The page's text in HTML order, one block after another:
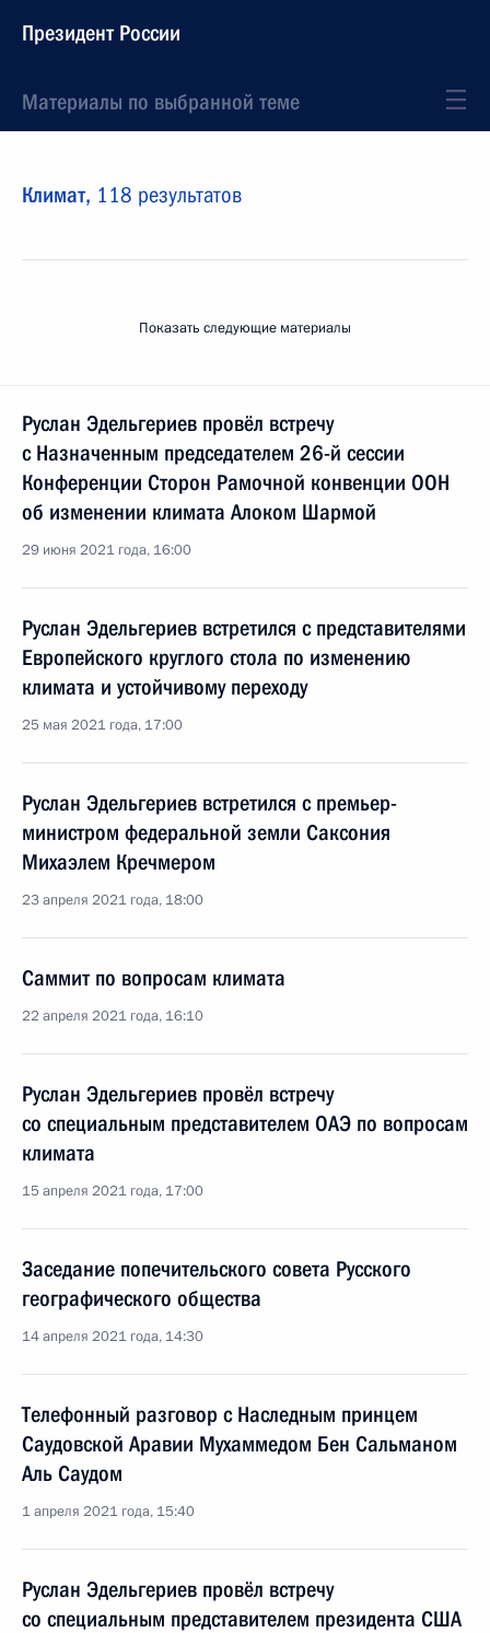
Президент России
Материалы по выбранной теме
Климат, 118 результатов
Показать следующие материалы
Руслан Эдельгериев провёл встречу
с Назначенным председателем 26-й сессии
Конференции Сторон Рамочной конвенции ООН
об изменении климата Алоком Шармой
29 июня 2021 года, 16:00
Руслан Эдельгериев встретился с представителями
Европейского круглого стола по изменению
климата и устойчивому переходу
25 мая 2021 года, 17:00
Руслан Эдельгериев встретился с премьер-
министром федеральной земли Саксония
Михаэлем Кречмером
23 апреля 2021 года, 18:00
Саммит по вопросам климата
22 апреля 2021 года, 16:10
Руслан Эдельгериев провёл встречу
со специальным представителем ОАЭ по вопросам
климата
15 апреля 2021 года, 17:00
Заседание попечительского совета Русского
географического общества
14 апреля 2021 года, 14:30
Телефонный разговор с Наследным принцем
Саудовской Аравии Мухаммедом Бен Сальманом
Аль Саудом
1 апреля 2021 года, 15:40
Руслан Эдельгериев провёл встречу
со специальным представителем президента США